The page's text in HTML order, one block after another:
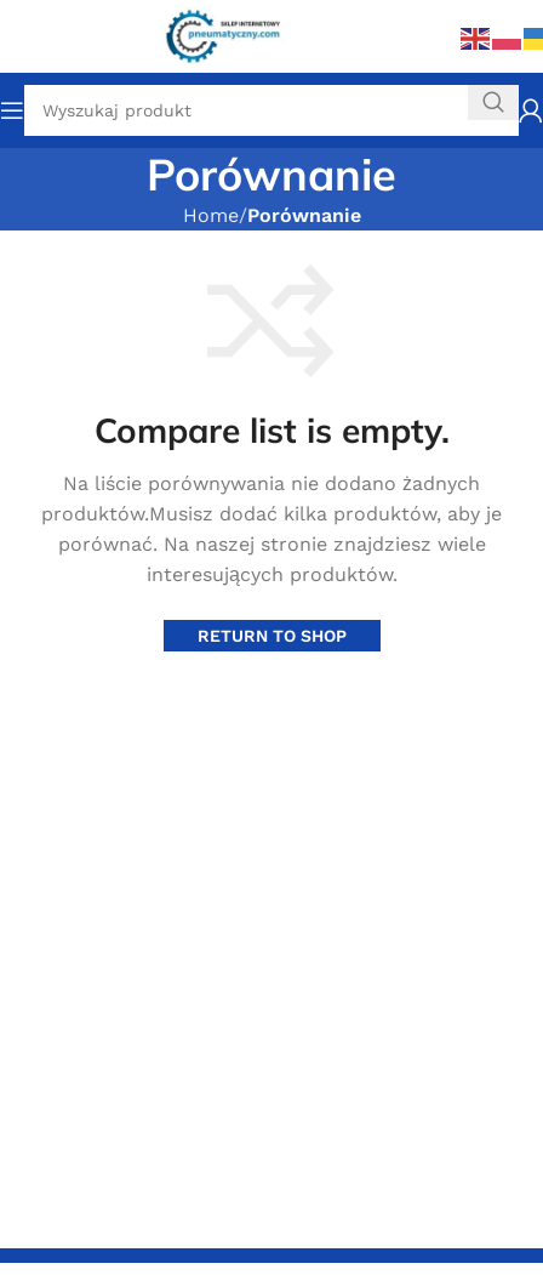
Porównanie
Home Porównanie
Compare list is empty.
Na liście porównywania nie dodano żadnych
produktów.Musisz dodać kilka produktów, aby je
porównać. Na naszej stronie znajdziesz wiele
interesujących produktów.
RETURN TO SHOP